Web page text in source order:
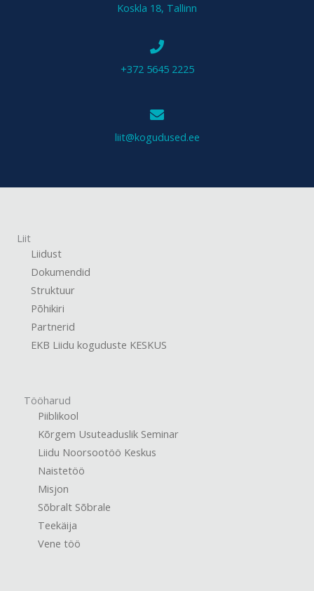
Koskla 18, Tallinn
+372 5645 2225
liit@kogudused.ee
Liit
Liidust
Dokumendid
Struktuur
Põhikiri
Partnerid
EKB Liidu koguduste KESKUS
Tööharud
Piiblikool
Kõrgem Usuteaduslik Seminar
Liidu Noorsootöö Keskus
Naistetöö
Misjon
Sõbralt Sõbrale
Teekäija
Vene töö